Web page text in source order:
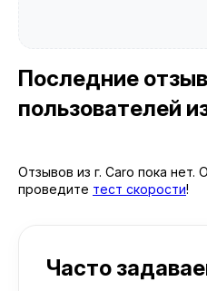
Последние
пользователей
Отзывов из г. Caro пока нет.
проведите тест скорости!
Часто